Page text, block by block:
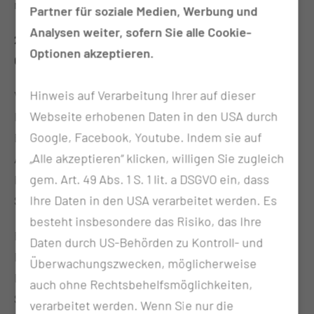
neu erlernen wollen, sind herzlich eingeladen am
21. September 2022 von 15 bis 17 Uhr auf den
Cottbuser Altmarkt.
Vor Ort sind Ärzte und Pflegekräfte der
Intensivstation und der Notaufnahme des CTK,
Einsatzkräfte des Cottbuser Rettungsdienstes,
Azubis und Lehrkräfte der Lausitzer
Rettungsdienstschule sowie der Medizinischen
Schule des CTK,
Einsatzkräfte der Johanniter-Unfall-Hilfe, vom
Deutschen Roten Kreuz und der Deutschen
Lebensrettungs-Gesellschaft. Gemeinsam wollen
Sie zeigen, wie Jeder im Notfall helfen kann, wie
Partner für soziale Medien, Werbung und
Analysen weiter, sofern Sie alle Cookie-
Optionen akzeptieren.
Hinweis auf Verarbeitung Ihrer auf dieser
Webseite erhobenen Daten in den USA durch
Google, Facebook, Youtube. Indem sie auf
„Alle akzeptieren“ klicken, willigen Sie zugleich
gem. Art. 49 Abs. 1 S. 1 lit. a DSGVO ein, dass
Ihre Daten in den USA verarbeitet werden. Es
besteht insbesondere das Risiko, das Ihre
Daten durch US-Behörden zu Kontroll- und
Überwachungszwecken, möglicherweise
auch ohne Rechtsbehelfsmöglichkeiten,
verarbeitet werden. Wenn Sie nur die